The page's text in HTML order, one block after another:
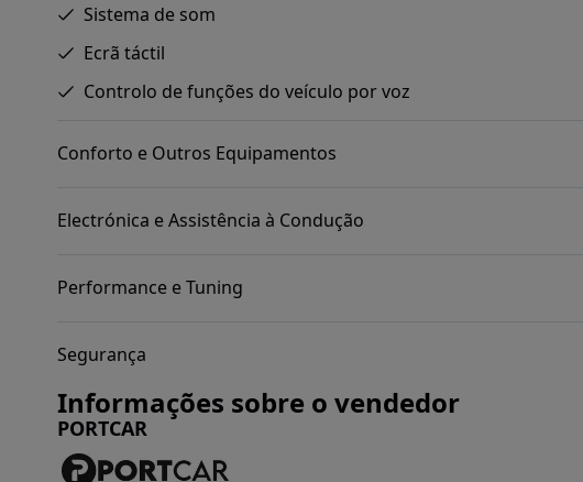
Sistema de som
Ecrã táctil
Controlo de funções do veículo por voz
Conforto e Outros Equipamentos
Electrónica e Assistência à Condução
Performance e Tuning
Segurança
Informações sobre o vendedor
PORTCAR